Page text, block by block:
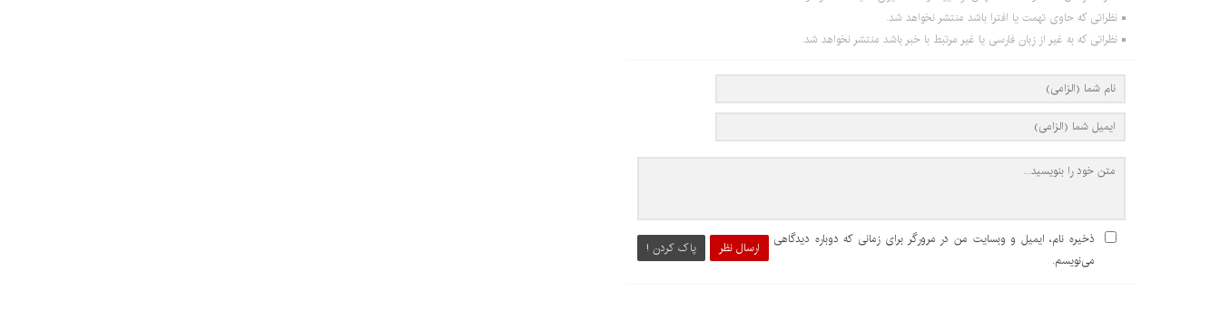
نظراتی که حاوی تهمت یا افترا باشد منتشر نخواهد شد.
نظراتی که به غیر از زبان فارسی یا غیر مرتبط با خبر باشد منتشر نخواهد شد.
ارسال نظر پاک کردن !
ذخیره نام، ایمیل و وبسایت من در مرورگر برای زمانی که دوباره دیدگاهی
می‌نویسم.